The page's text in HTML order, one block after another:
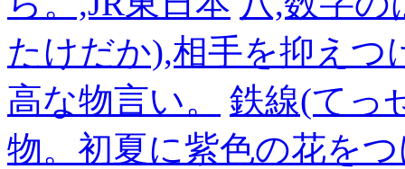
たけだか),相手を抑えつ
高な物言い。
鉄線(てっ
物。初夏に紫色の花を